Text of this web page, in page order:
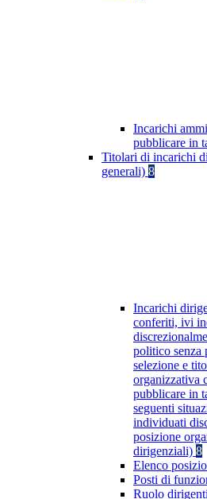
Incarichi
pubblicare in
Titolari di incarichi
generali) 8
Incarichi
conferiti, ivi
politico senza
selezione e
organizzativa
pubblicare in
seguenti
individuati
posizione
dirigenziali) 8
Elenco
Posti di
Ruolo dirigenti